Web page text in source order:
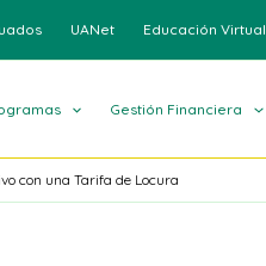
UANet Educación Virtual
Gestión Financiera
con una Tarifa de Locura